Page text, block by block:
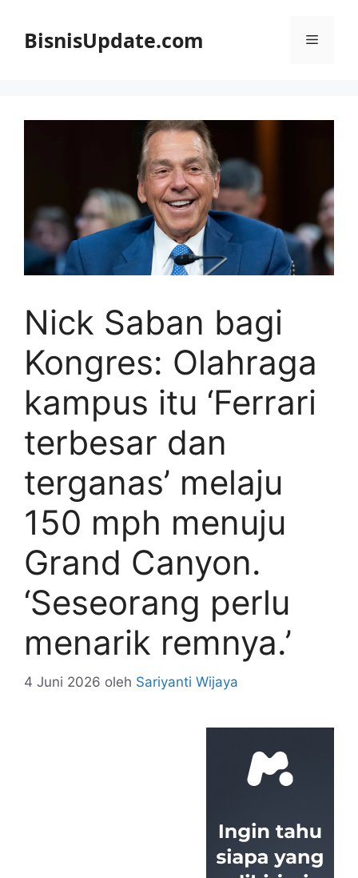
BisnisUpdate.com Menu
Nick Saban bagi
Kongres: Olahraga
kampus itu ‘Ferrari
terbesar dan
terganas’ melaju
150 mph menuju
Grand Canyon.
‘Seseorang perlu
menarik remnya.’
4 Juni 2026 oleh Sariyanti Wijaya